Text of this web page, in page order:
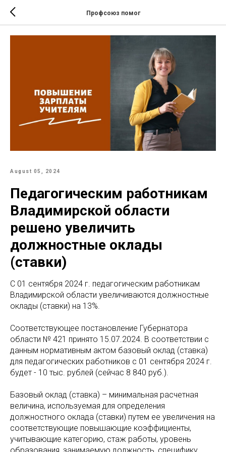
Профсоюз помог
August 05, 2024
Педагогическим работникам
Владимирской области
решено увеличить
должностные оклады
(ставки)
С 01 сентября 2024 г. педагогическим работникам
Владимирской области увеличиваются должностные
оклады (ставки) на 13%.
Соответствующее постановление Губернатора
области № 421 принято 15.07.2024. В соответствии с
данным нормативным актом базовый оклад (ставка)
для педагогических работников с 01 сентября 2024 г.
будет - 10 тыс. рублей (сейчас 8 840 руб.).
Базовый оклад (ставка) – минимальная расчетная
величина, используемая для определения
должностного оклада (ставки) путем ее увеличения на
соответствующие повышающие коэффициенты,
учитывающие категорию, стаж работы, уровень